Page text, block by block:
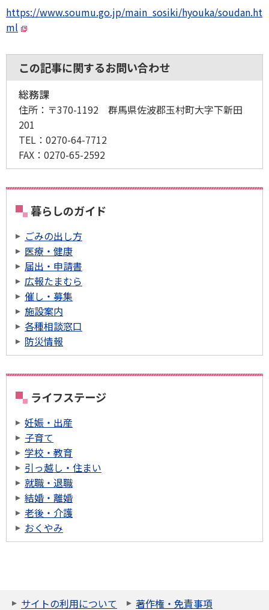
https://www.soumu.go.jp/main_sosiki/hyouka/soudan.ht
ml
この記事に関するお問い合わせ
総務課
住所： 〒370-1192 群馬県佐波郡玉村町大字下新田
201
TEL： 0270-64-7712
FAX： 0270-65-2592
暮らしのガイド
ごみの出し方
医療・健康
届出・申請書
広報たまむら
催し・募集
施設案内
各種相談窓口
防災情報
ライフステージ
妊娠・出産
子育て
学校・教育
引っ越し・住まい
就職・退職
結婚・離婚
老後・介護
おくやみ
サイトの利用について 著作権・免責事項